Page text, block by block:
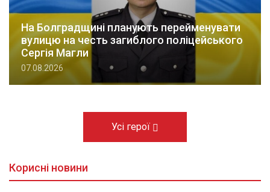
На Болградщині планують перейменувати
вулицю на честь загиблого поліцейського
Сергія Магли
07.08.2026
Усі герої
Корисні новини